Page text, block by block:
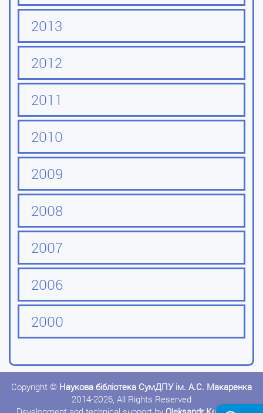
2013
2012
2011
2010
2009
2008
2007
2006
2000
Copyright © Наукова бібліотека СумДПУ ім. А.С. Макаренка
2014-2026, All Rights Reserved